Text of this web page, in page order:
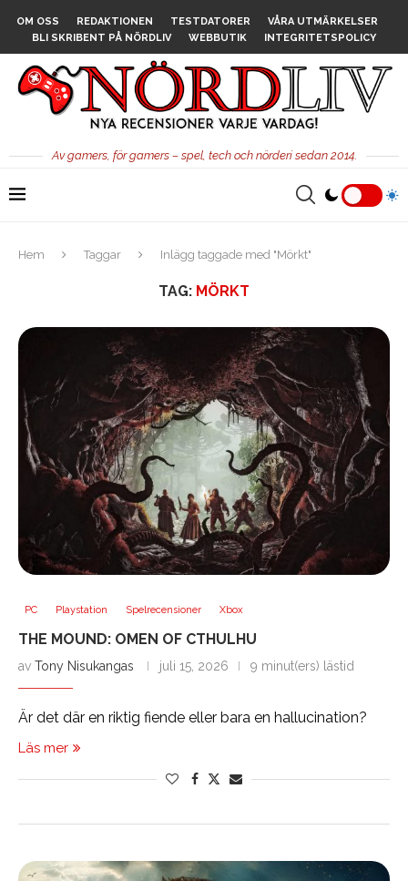
OM OSS REDAKTIONEN TESTDATORER
VÅRA UTMÄRKELSER
BLI SKRIBENT PÅ NÖRDLIV
WEBBUTIK INTEGRITETSPOLICY
Av gamers, för gamers – spel, tech och nörderi sedan 2014.
Hem Taggar Inlägg taggade med "Mörkt"
TAG: MÖRKT
PC Playstation Spelrecensioner Xbox
THE MOUND: OMEN OF CTHULHU
av Tony Nisukangas juli 15, 2026 9 minut(ers) lästid
Är det där en riktig fiende eller bara en hallucination?
Läs mer